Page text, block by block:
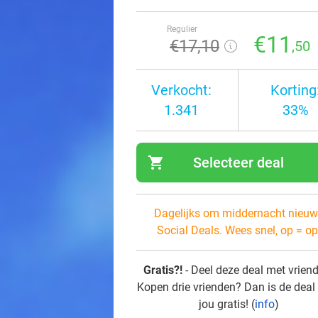
Regulier
€17,10 €11 ,50
Verkocht:
1.341
33%
shopping_cart Selecteer deal
Dagelijks om middernacht
Social Deals. Wees snel, op =
Gratis?! - Deel deze deal met
Kopen drie vrienden? Dan is de
jou gratis! (info)